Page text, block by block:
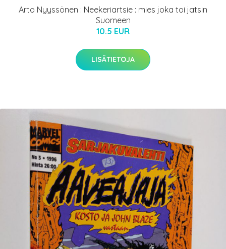
Arto Nyyssönen : Neekeriartsie : mies joka toi jatsin
Suomeen
10.5 EUR
LISÄTIETOJA